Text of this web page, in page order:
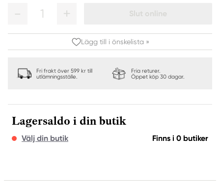
1 Slut online
Lägg till i önskelista »
Fri frakt över 599 kr till
utlämningsställe.
Fria returer.
Öppet köp 30 dagar.
Lagersaldo i din butik
Välj din butik Finns i 0 butiker